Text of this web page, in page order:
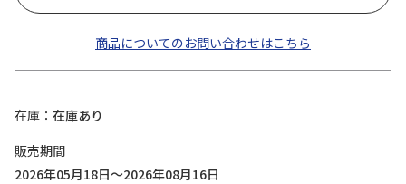
商品についてのお問い合わせはこちら
在庫
在庫あり
販売期間
2026年05月18日～2026年08月16日